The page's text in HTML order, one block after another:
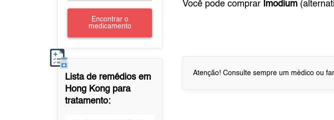
Encontrar o
medicamento
Lista de remédios em
Hong Kong para
tratamento:
Você pode comprar
Imodium
Atenção! Consulte sempre um médico ou